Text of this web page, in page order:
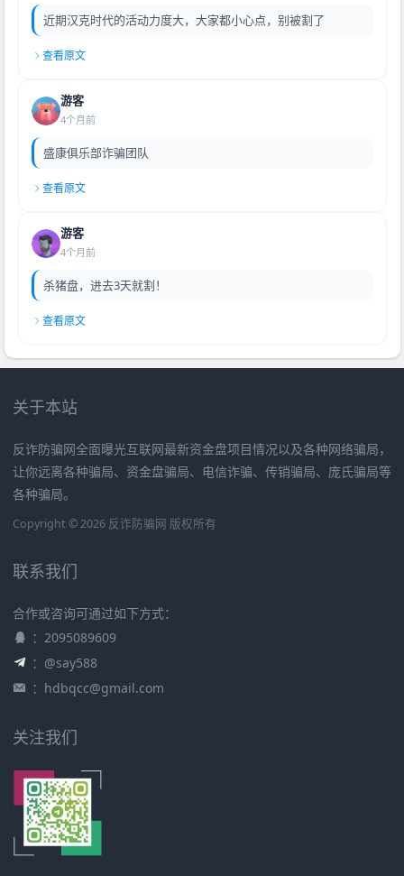
近期汉克时代的活动力度大，大家都小心点，别被割了
查看原文
游客
4个月前
盛康俱乐部诈骗团队
查看原文
游客
4个月前
杀猪盘，进去3天就割！
查看原文
关于本站
反诈防骗网全面曝光互联网最新资金盘项目情况以及各种网络骗局，
让你远离各种骗局、资金盘骗局、电信诈骗、传销骗局、庞氏骗局等
各种骗局。
Copyright © 2026 反诈防骗网 版权所有
联系我们
合作或咨询可通过如下方式：
：2095089609
：@say588
： hdbqcc@gmail.com
关注我们